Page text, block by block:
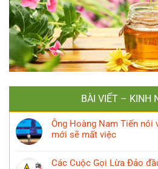
BÀI VIẾT – KINH
Ông Hoàng Nam Tiến nói
mới sẽ mất việc
Các Cuộc Gọi Lừa Đảo